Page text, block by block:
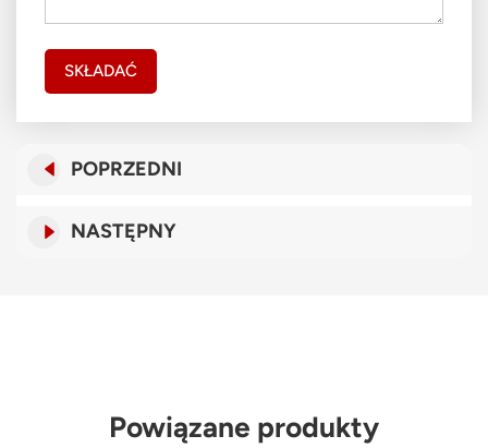
SKŁADAĆ
POPRZEDNI
NASTĘPNY
Powiązane produkty